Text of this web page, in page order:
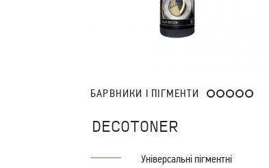
БАРВНИКИ І ПІГМЕНТИ
DECOTONER
Універсальні пігментні